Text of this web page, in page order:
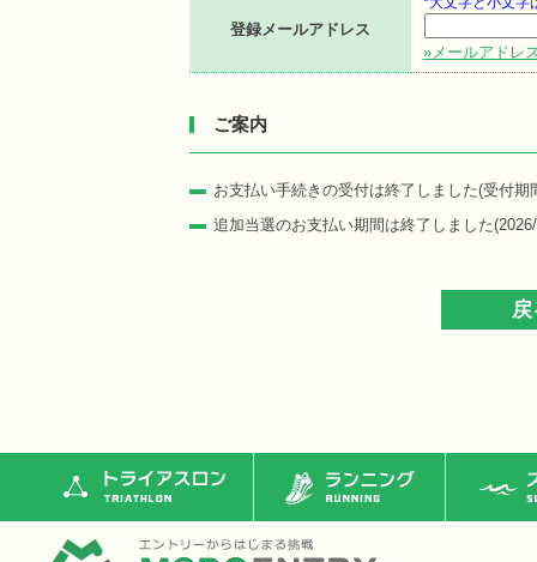
登録メールアドレス
»メールアドレ
ご案内
お支払い手続きの受付は終了しました(受付
追加当選のお支払い期間は終了しました
トライアスロン ランニング ス